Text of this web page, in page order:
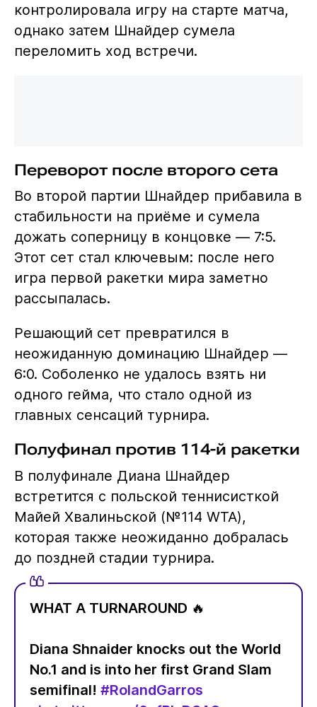
контролировала игру на старте матча,
однако затем Шнайдер сумела
переломить ход встречи.
Переворот после второго сета
Во второй партии Шнайдер прибавила в
стабильности на приёме и сумела
дожать соперницу в концовке — 7:5.
Этот сет стал ключевым: после него
игра первой ракетки мира заметно
рассыпалась.
Решающий сет превратился в
неожиданную доминацию Шнайдер —
6:0. Соболенко не удалось взять ни
одного гейма, что стало одной из
главных сенсаций турнира.
Полуфинал против 114-й ракетки
В полуфинале Диана Шнайдер
встретится с польской теннисисткой
Майей Хвалиньской (№114 WTA),
которая также неожиданно добралась
до поздней стадии турнира.
WHAT A TURNAROUND 🔥
Diana Shnaider knocks out the World
No.1 and is into her first Grand Slam
semifinal! #RolandGarros